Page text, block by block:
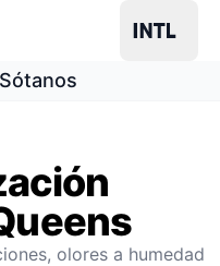
olores a humedad